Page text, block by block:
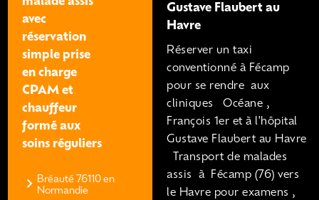
avec
réservation
simple prise
en charge
CPAM et
chauffeur
formé aux
soins réguliers
Bréauté 76110 en
Normandie
Gustave Flaubert au
Havre
Réserver un taxi
conventionné à Fécamp
pour se rendre aux
cliniques Océane ,
François 1er et à l'hôpital
Gustave Flaubert au Havre
Transport de malades
assis à Fécamp (76) vers
le Havre pour examens ,